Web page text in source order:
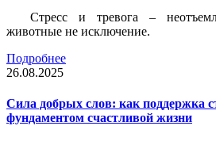
Стресс и тревога –
животные не исключение.
Подробнее
26.08.2025
Сила добрых слов: как поддержка
фундаментом счастливой жизни